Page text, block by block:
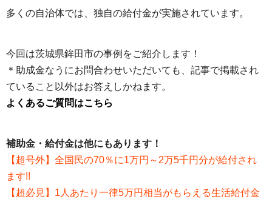
多くの自治体では、独自の給付金が実施されています。
今回は茨城県鉾田市の事例をご紹介します！
＊助成金なうにお問合わせいただいても、記事で掲載され
ていること以外はお答えしかねます。
よくあるご質問はこちら
補助金・給付金は他にもあります！
【超号外】全国民の70％に1万円～2万5千円分が給付され
ます!!
【超必見】1人あたり一律5万円相当がもらえる生活給付金